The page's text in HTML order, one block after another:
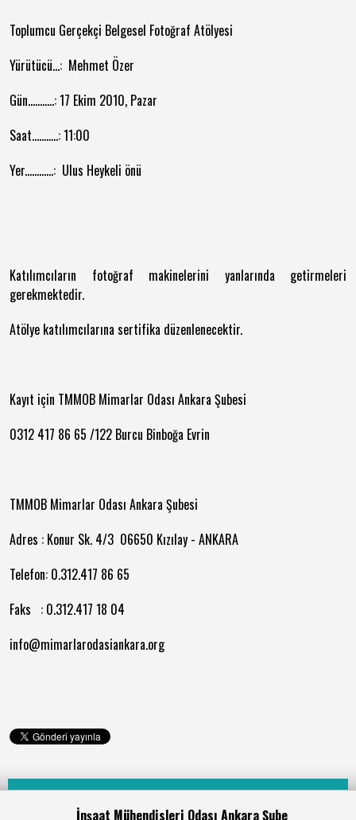
Toplumcu Gerçekçi Belgesel Fotoğraf Atölyesi
Yürütücü...: Mehmet Özer
Gün...........: 17 Ekim 2010, Pazar
Saat...........: 11:00
Yer............: Ulus Heykeli önü
Katılımcıların fotoğraf makinelerini yanlarında getirmeleri
gerekmektedir.
Atölye katılımcılarına sertifika düzenlenecektir.
Kayıt için TMMOB Mimarlar Odası Ankara Şubesi
0312 417 86 65 /122 Burcu Binboğa Evrin
TMMOB Mimarlar Odası Ankara Şubesi
Adres : Konur Sk. 4/3 06650 Kızılay - ANKARA
Telefon: 0.312.417 86 65
Faks : 0.312.417 18 04
info@mimarlarodasiankara.org
İnşaat Mühendisleri Odası Ankara Şube